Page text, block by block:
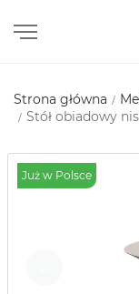
Strona główna
Stół obiadowy
Już w Polsce